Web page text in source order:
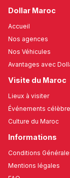
Dollar Maroc
Accueil
Nos agences
Nos Véhicules
Avantages avec
Visite du Maroc
Lieux à visiter
Événements
Culture du Maroc
Informations
Conditions
Mentions légales